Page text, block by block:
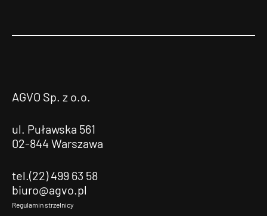
AGVO Sp. z o.o.
ul. Puławska 561
02-844 Warszawa
tel.(22) 499 63 58
biuro@agvo.pl
Regulamin strzelnicy